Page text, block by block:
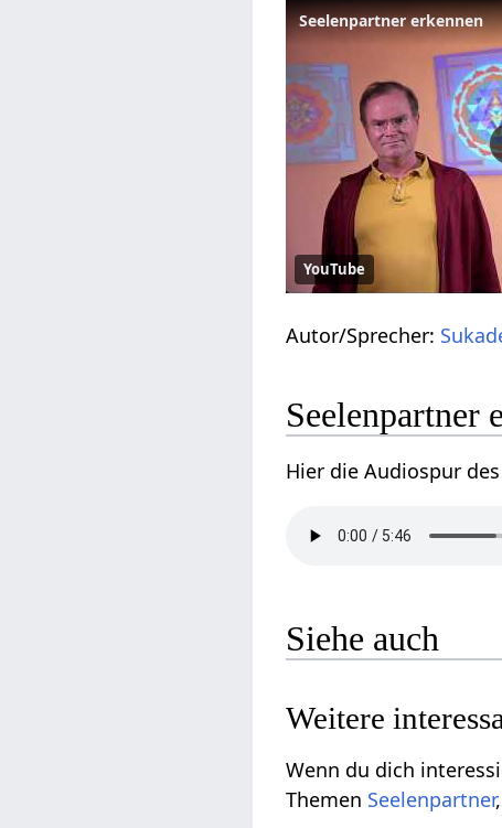
Seelenpartner erkennen
YouTube
Autor/Sprecher:
Seelenpartner
Hier die Audiospur
Siehe auch
Weitere
Wenn du dich
Themen Seelenpartner,